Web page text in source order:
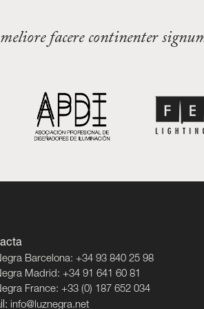
meliore facere continenter
Barcelona: +34 93 840 25 98
Madrid: +34 91 641 60 81
France: +33 (0) 187 652 034
info@luznegra.net